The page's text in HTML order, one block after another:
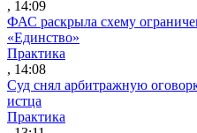
, 14:09
ФАС раскрыла схему
«Единство»
Практика
, 14:08
Суд снял арбитражную
истца
Практика